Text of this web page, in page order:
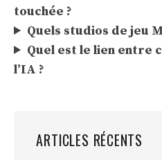
touchée ?
Quels studios de jeu
Quel est le lien entre
l’IA ?
ARTICLES RÉCENTS